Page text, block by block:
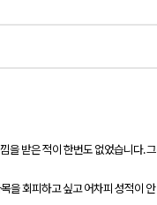
을 받은 적이 한번도 없었습니다.
을 회피하고 싶고 어차피 성적이